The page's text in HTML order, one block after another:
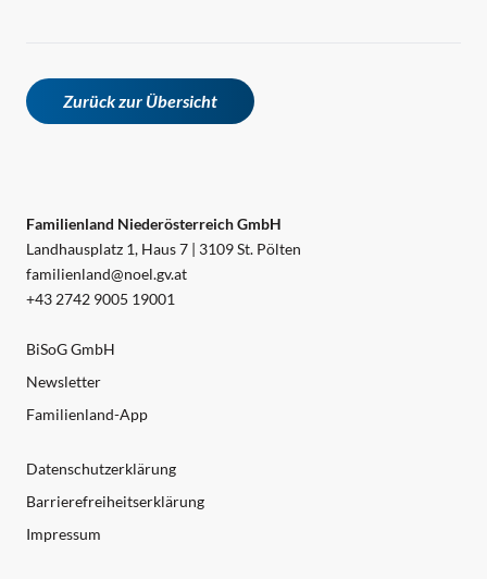
Zurück zur Übersicht
Familienland Niederösterreich GmbH
Landhausplatz 1, Haus 7 | 3109 St. Pölten
familienland@noel.gv.at
+43 2742 9005 19001
BiSoG GmbH
Newsletter
Familienland-App
Datenschutzerklärung
Barrierefreiheitserklärung
Impressum